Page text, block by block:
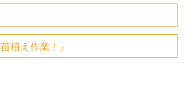
植え作業！』